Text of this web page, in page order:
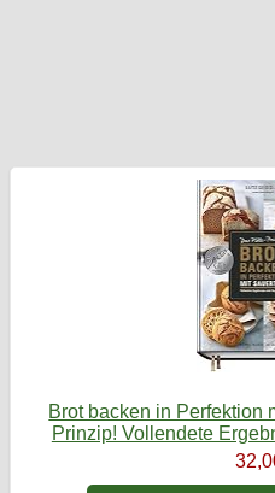
Brot backen in Perfektion
Prinzip! Vollendete